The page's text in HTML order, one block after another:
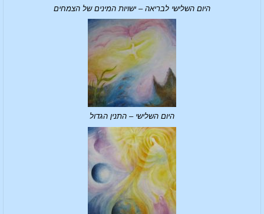
היום השלישי לבריאה – ישויות המינים של הצמחים
היום השלישי – התנין הגדול